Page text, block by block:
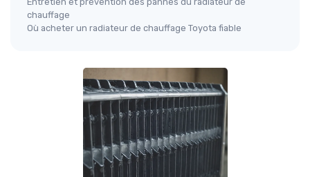
chauffage
Où acheter un radiateur de chauffage Toyota fiable